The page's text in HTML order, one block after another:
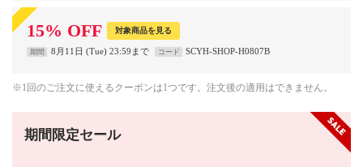
15% OFF 対象商品を見る
期間 8月11日 (Tue) 23:59まで コード SCYH-SHOP-H0807B
※1回のご注文に使えるクーポンは1つです。注文後の適用はできません。
期間限定セール